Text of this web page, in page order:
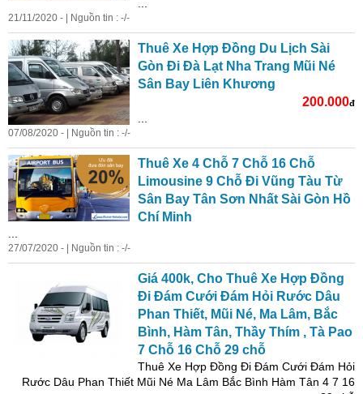
21/11/2020 - | Nguồn tin : -/-
Thuê Xe Hợp Đồng Du Lịch Sài
Gòn Đi Đà Lạt Nha Trang Mũi Né
Sân Bay Liên Khương
200.000đ
07/08/2020 - | Nguồn tin : -/-
Thuê Xe 4 Chỗ 7 Chỗ 16 Chỗ
Limousine 9 Chỗ Đi Vũng Tàu Từ
Sân Bay Tân Sơn Nhất Sài Gòn Hồ
Chí Minh
27/07/2020 - | Nguồn tin : -/-
Giá 400k, Cho Thuê Xe Hợp Đồng
Đi Đám Cưới Đám Hỏi Rước Dâu
Phan Thiết, Mũi Né, Ma Lâm, Bắc
Bình, Hàm Tân, Thầy Thím , Tà Pao
7 Chỗ 16 Chỗ 29 chỗ
Thuê Xe Hợp Đồng Đi Đám Cưới Đám Hỏi
Rước Dâu Phan Thiết Mũi Né Ma Lâm Bắc Bình Hàm Tân 4 7 16